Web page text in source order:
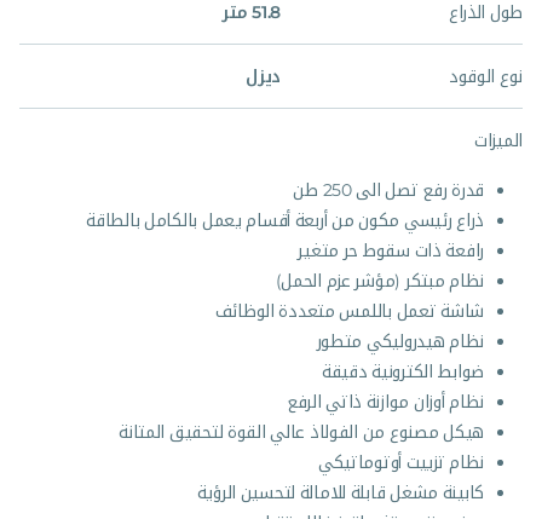
طول الذراع 51.8 متر
نوع الوقود ديزل
الميزات
قدرة رفع تصل الى 250 طن
ذراع رئيسي مكون من أربعة أقسام يعمل بالكامل بالطاقة
رافعة ذات سقوط حر متغير
نظام مبتكر (مؤشر عزم الحمل)
شاشة تعمل باللمس متعددة الوظائف
نظام هيدروليكي متطور
ضوابط الكترونية دقيقة
نظام أوزان موازنة ذاتي الرفع
هيكل مصنوع من الفولاذ عالي القوة لتحقيق المتانة
نظام تزييت أوتوماتيكي
كابينة مشغل قابلة للامالة لتحسين الرؤية